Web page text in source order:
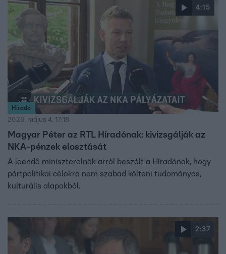
4:15
Híradó
2026. május 4. 17:18
Magyar Péter az RTL Híradónak: kivizsgálják az
NKA-pénzek elosztását
A leendő miniszterelnök arról beszélt a Híradónak, hogy
pártpolitikai célokra nem szabad költeni tudományos,
kulturális alapokból.
2:37